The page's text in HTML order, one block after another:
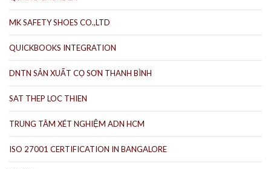
MK SAFETY SHOES CO.,LTD
QUICKBOOKS INTEGRATION
DNTN SẢN XUẤT CỌ SƠN THANH BÌNH
SAT THEP LOC THIEN
TRUNG TÂM XÉT NGHIỆM ADN HCM
ISO 27001 CERTIFICATION IN BANGALORE